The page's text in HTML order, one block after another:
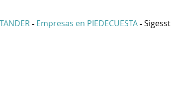
- Empresas en PIEDECUESTA -